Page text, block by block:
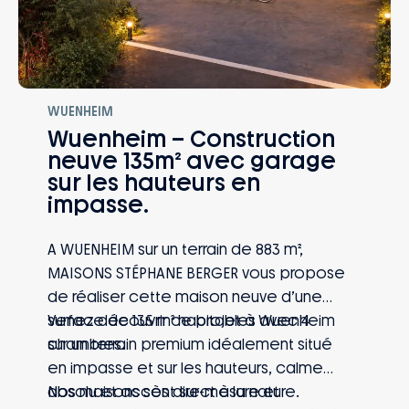
WUENHEIM
Wuenheim – Construction
neuve 135m² avec garage
sur les hauteurs en
impasse.
A WUENHEIM sur un terrain de 883 m²,
MAISONS STÉPHANE BERGER vous propose
de réaliser cette maison neuve d’une
surface de 135 m² habitables avec 4
chambres.
Venez découvrir ce projet à Wuenheim
sur un terrain premium idéalement situé
en impasse et sur les hauteurs, calme
absolu et accès direct à la nature.
Nos maisons sont sur-mesure et